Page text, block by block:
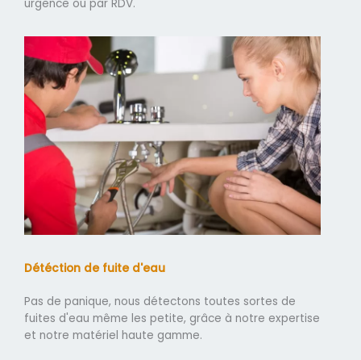
urgence ou par RDV.
Détéction de fuite d'eau
Pas de panique, nous détectons toutes sortes de
fuites d'eau même les petite, grâce à notre expertise
et notre matériel haute gamme.